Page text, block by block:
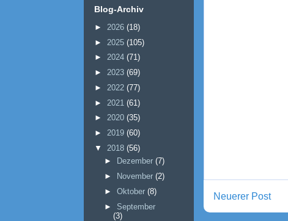
Neuerer Post
Blog-Archiv
► 2026 (18)
► 2025 (105)
► 2024 (71)
► 2023 (69)
► 2022 (77)
► 2021 (61)
► 2020 (35)
► 2019 (60)
▼ 2018 (56)
►
Dezember (7)
►
November (2)
► Oktober (8)
► September
(3)